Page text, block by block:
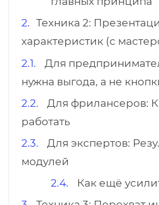
Техника 2:
характеристик (с
Для
нужна выгода, а не
Для фрилансеров:
работать
Для экспертов:
модулей
Как ещё